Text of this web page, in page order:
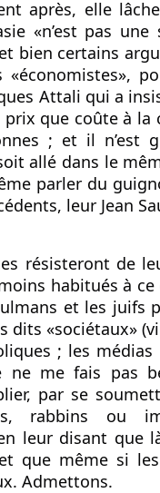
après, elle
«n’est pas
bien certains
«économistes»,
Attali qui a
prix que coûte à
; et il n’est
allé dans le
parler du
leur Jean
résisteront de
habitués à
et les juifs
dits «sociétaux»
; les
ne me fais pas
par se
rabbins ou
leur disant que
que même si
Admettons.